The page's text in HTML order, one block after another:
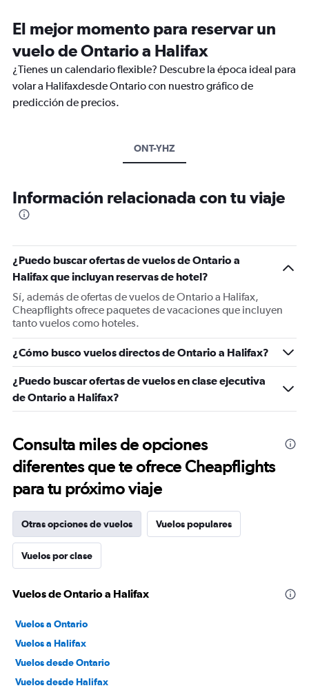
El mejor momento para reservar un
vuelo de Ontario a Halifax
¿Tienes un calendario flexible? Descubre la época ideal para
volar a Halifaxdesde Ontario con nuestro gráfico de
predicción de precios.
ONT-YHZ
Información relacionada con tu viaje
¿Puedo buscar ofertas de vuelos de Ontario a
Halifax que incluyan reservas de hotel?
Sí, además de ofertas de vuelos de Ontario a Halifax,
Cheapflights ofrece paquetes de vacaciones que incluyen
tanto vuelos como hoteles.
¿Cómo busco vuelos directos de Ontario a Halifax?
¿Puedo buscar ofertas de vuelos en clase ejecutiva
de Ontario a Halifax?
Consulta miles de opciones
diferentes que te ofrece Cheapflights
para tu próximo viaje
Otras opciones de vuelos Vuelos populares
Vuelos por clase
Vuelos de Ontario a Halifax
Vuelos a Ontario
Vuelos a Halifax
Vuelos desde Ontario
Vuelos desde Halifax